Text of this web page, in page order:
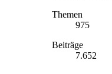
Themen
975
Beiträge
7.652